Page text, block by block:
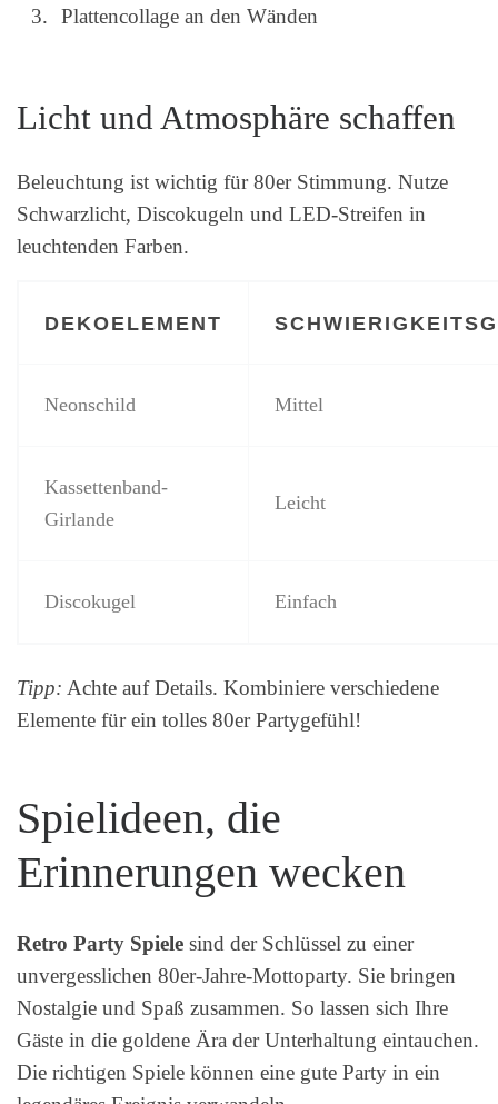
Plattencollage an den Wänden
Licht und Atmosphäre schaffen
Beleuchtung ist wichtig für 80er Stimmung. Nutze
Schwarzlicht, Discokugeln und LED-Streifen in
leuchtenden Farben.
DEKOELEMENT
Neonschild Mittel
Kassettenband-
Girlande
Leicht
Discokugel Einfach
Tipp: Achte auf Details. Kombiniere verschiedene
Elemente für ein tolles 80er Partygefühl!
Spielideen, die
Erinnerungen wecken
Retro Party Spiele sind der Schlüssel zu einer
unvergesslichen 80er-Jahre-Mottoparty. Sie bringen
Nostalgie und Spaß zusammen. So lassen sich Ihre
Gäste in die goldene Ära der Unterhaltung eintauchen.
Die richtigen Spiele können eine gute Party in ein